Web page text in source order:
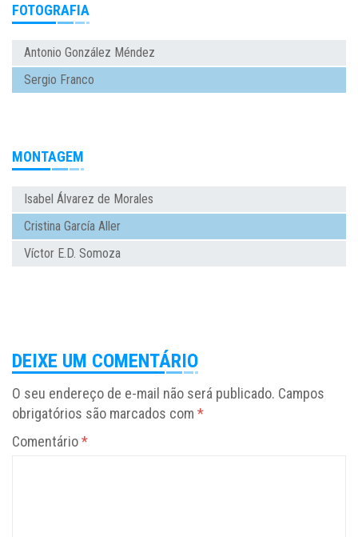
FOTOGRAFIA
Antonio González Méndez
Sergio Franco
MONTAGEM
Isabel Álvarez de Morales
Cristina García Aller
Víctor E.D. Somoza
DEIXE UM COMENTÁRIO
O seu endereço de e-mail não será publicado. Campos
obrigatórios são marcados com *
Comentário*